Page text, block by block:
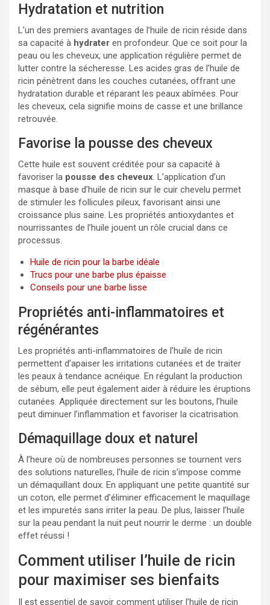
Hydratation et nutrition
L’un des premiers avantages de l’huile de ricin réside dans
sa capacité à hydrater en profondeur. Que ce soit pour la
peau ou les cheveux, une application régulière permet de
lutter contre la sécheresse. Les acides gras de l’huile de
ricin pénètrent dans les couches cutanées, offrant une
hydratation durable et réparant les peaux abîmées. Pour
les cheveux, cela signifie moins de casse et une brillance
retrouvée.
Favorise la pousse des cheveux
Cette huile est souvent créditée pour sa capacité à
favoriser la pousse des cheveux . L’application d’un
masque à base d’huile de ricin sur le cuir chevelu permet
de stimuler les follicules pileux, favorisant ainsi une
croissance plus saine. Les propriétés antioxydantes et
nourrissantes de l’huile jouent un rôle crucial dans ce
processus.
Huile de ricin pour la barbe idéale
Trucs pour une barbe plus épaisse
Conseils pour une barbe lisse
Propriétés anti-inflammatoires et
régénérantes
Les propriétés anti-inflammatoires de l’huile de ricin
permettent d’apaiser les irritations cutanées et de traiter
les peaux à tendance acnéique. En régulant la production
de sébum, elle peut également aider à réduire les éruptions
cutanées. Appliquée directement sur les boutons, l’huile
peut diminuer l’inflammation et favoriser la cicatrisation.
Démaquillage doux et naturel
À l’heure où de nombreuses personnes se tournent vers
des solutions naturelles, l’huile de ricin s’impose comme
un démaquillant doux. En appliquant une petite quantité sur
un coton, elle permet d’éliminer efficacement le maquillage
et les impuretés sans irriter la peau. De plus, laisser l’huile
sur la peau pendant la nuit peut nourrir le derme : un double
effet réussi !
Comment utiliser l’huile de ricin
pour maximiser ses bienfaits
Il est essentiel de savoir comment utiliser l’huile de ricin